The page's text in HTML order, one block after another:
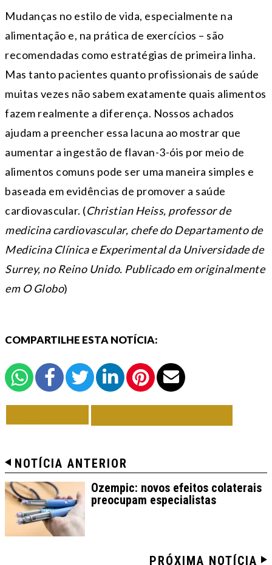
Mudanças no estilo de vida, especialmente na
alimentação e, na prática de exercícios – são
recomendadas como estratégias de primeira linha.
Mas tanto pacientes quanto profissionais de saúde
muitas vezes não sabem exatamente quais alimentos
fazem realmente a diferença. Nossos achados
ajudam a preencher essa lacuna ao mostrar que
aumentar a ingestão de flavan-3-óis por meio de
alimentos comuns pode ser uma maneira simples e
baseada em evidências de promover a saúde
cardiovascular. (Christian Heiss, professor de
medicina cardiovascular, chefe do Departamento de
Medicina Clínica e Experimental da Universidade de
Surrey, no Reino Unido. Publicado em originalmente
em O Globo)
COMPARTILHE ESTA NOTÍCIA:
NOTÍCIA ANTERIOR
Ozempic: novos efeitos colaterais
preocupam especialistas
PRÓXIMA NOTÍCIA